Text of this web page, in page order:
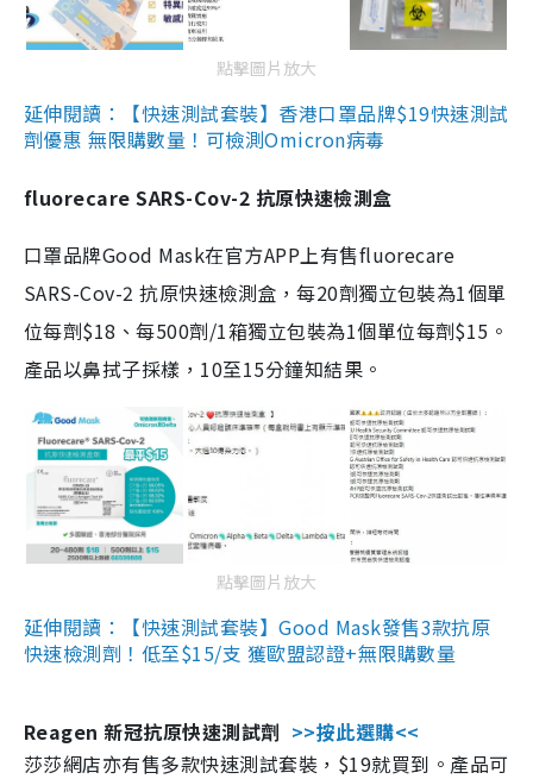
點擊圖片放大
延伸閱讀：【快速測試套裝】香港口罩品牌$19快速測試
劑優惠 無限購數量！可檢測Omicron病毒
fluorecare SARS-Cov-2 抗原快速檢測盒
口罩品牌Good Mask在官方APP上有售fluorecare
SARS-Cov-2 抗原快速檢測盒，每20劑獨立包裝為1個單
位每劑$18、每500劑/1箱獨立包裝為1個單位每劑$15。
產品以鼻拭子採樣，10至15分鐘知結果。
點擊圖片放大
延伸閱讀：【快速測試套裝】Good Mask發售3款抗原
快速檢測劑！低至$15/支 獲歐盟認證+無限購數量
Reagen 新冠抗原快速測試劑 >>按此選購<<
莎莎網店亦有售多款快速測試套裝，$19就買到。產品可